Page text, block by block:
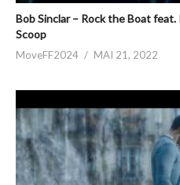
Bob Sinclar – Rock the Boat
Scoop
MoveFF2024 MAI 21, 2022